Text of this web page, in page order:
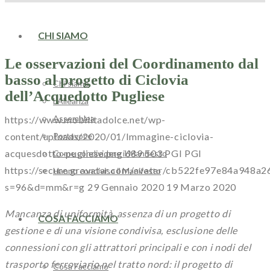
CHI SIAMO
Chi siamo
L’Alleanza
Assemblea
Portavoce
Come condividere il Manifesto
Hanno condiviso il Manifesto
COSA FACCIAMO
Cosa Facciamo
Le osservazioni del Coordinamento dal
basso al progetto di Ciclovia
dell’Acquedotto Pugliese
https://www.mobilitadolce.net/wp-
content/uploads/2020/01/Immagine-ciclovia-
acquesdotto-pugliese.png 689503PGI PGI
https://secure.gravatar.com/avatar/
s=96&d=mm&r=g 29 Gennaio 2020 19 Marzo 2020
Mancanza di uniformità, assenza di un progetto di
gestione e di una visione condivisa, esclusione delle
connessioni con gli attrattori principali e con i nodi del
trasporto ferroviario nel tratto nord: il progetto di